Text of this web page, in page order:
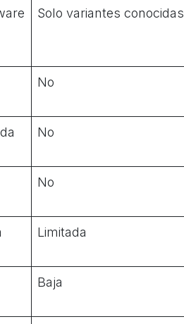
Solo variantes conocidas
No
No
No
Limitada
Baja